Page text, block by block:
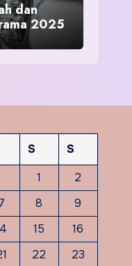
dan
2025
S
S
1
2
8
9
15
16
22
23